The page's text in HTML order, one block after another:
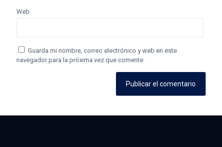
Web
Guarda mi nombre, correo electrónico y web en este
navegador para la próxima vez que comente.